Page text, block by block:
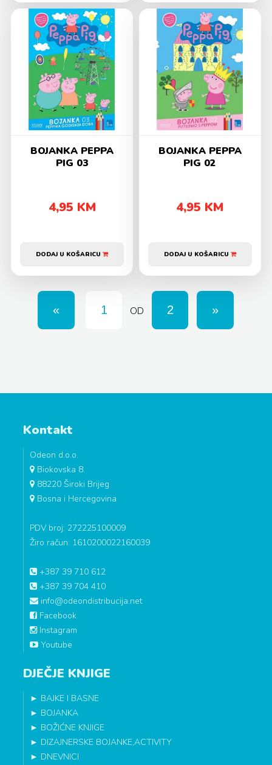
BOJANKA PEPPA
PIG 03
4,95 KM
DODAJ U KOŠARICU
BOJANKA PEPPA
PIG 02
4,95 KM
DODAJ U KOŠARICU
OD
Kontakt
Odeon d.o.o.
Biokovska 8.
88220 Široki Brijeg
Bosna i Hercegovina
PDV broj: 272225100009
Žiro račun: 1610200022160039
+387 39 710 612
+387 39 704 410
info@odeondistribucija.net
Facebook
Instagram
Youtube
DJEČJE KNJIGE
► BAJKE I BASNE
► BOJANKA
► BOŽIĆNE KNJIGE
► DIZAJNERSKE BOJANKE,ACTIVITY
► DNEVNICI